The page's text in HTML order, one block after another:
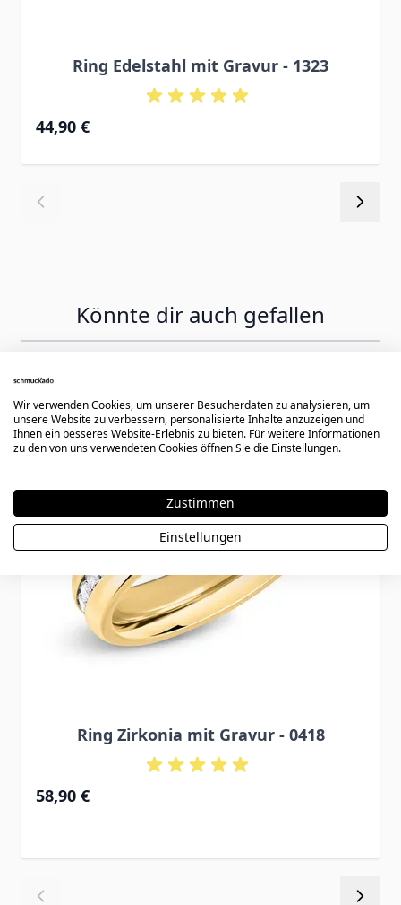
Ring Edelstahl mit Gravur - 1323
44,90 €
Könnte dir auch gefallen
Press to skip carousel
Ring Zirkonia mit Gravur - 0418
58,90 €
Wir verwenden Cookies, um unserer Besucherdaten zu analysieren, um
unsere Website zu verbessern, personalisierte Inhalte anzuzeigen und
Ihnen ein besseres Website-Erlebnis zu bieten. Für weitere Informationen
zu den von uns verwendeten Cookies öffnen Sie die Einstellungen.
Zustimmen
Einstellungen